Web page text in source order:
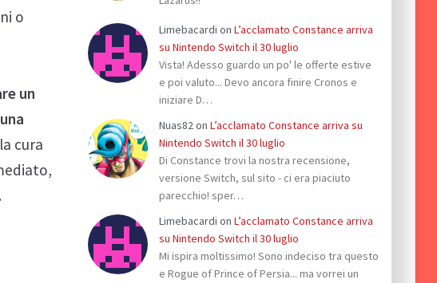
o
un
cura
Limebacardi on L’acclamato Constance arriva
su Nintendo Switch il 30 luglio
Vista! Adesso guardo un po' le offerte estive
e poi valuto... Devo ancora finire Cronos e
iniziare D…
Nuas82on L’acclamato Constance arriva su
Nintendo Switch il 30 luglio
Di Constance trovi la nostra recensione,
versione Switch, sul sito - ci era piaciuto
parecchio! sper…
Limebacardi on L’acclamato Constance arriva
su Nintendo Switch il 30 luglio
Mi ispira moltissimo! Sono indeciso tra questo
e Rogue of Prince of Persia... ma vorrei un